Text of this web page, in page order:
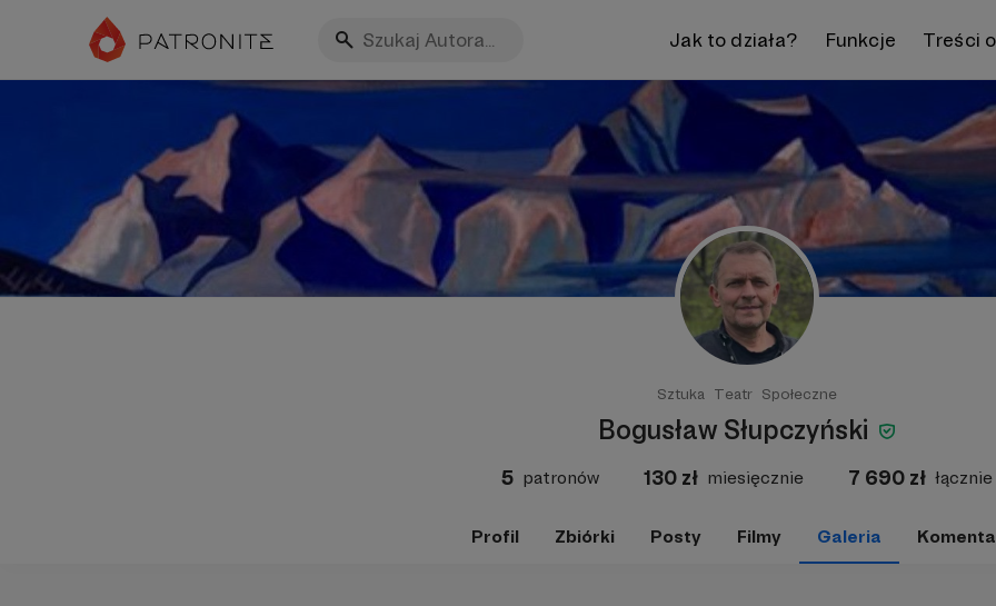
Jak to działa? Funkcje Treści
Sztuka Teatr Społeczne
Bogusław Słupczyński
5 patronów 130 zł miesięcznie 7 690 zł łącznie
Profil Zbiórki Posty Filmy Galeria